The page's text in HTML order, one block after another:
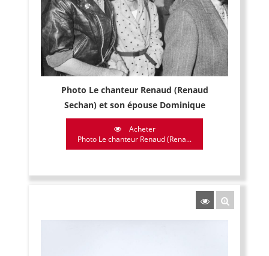
Photo Le chanteur Renaud (Renaud
Sechan) et son épouse Dominique
Acheter
Photo Le chanteur Renaud (Rena...